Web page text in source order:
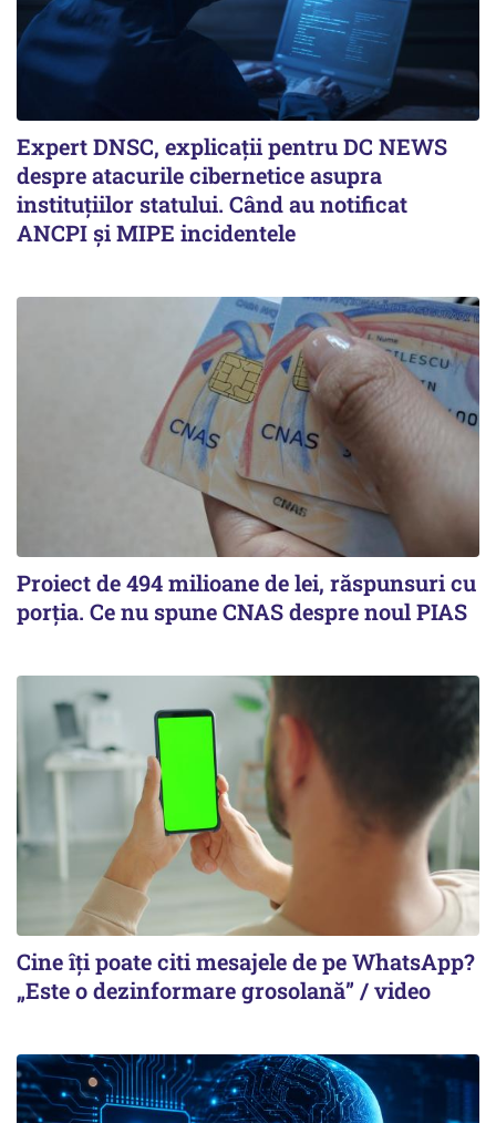
Expert DNSC, explicații pentru DC NEWS
despre atacurile cibernetice asupra
instituțiilor statului. Când au notificat
ANCPI și MIPE incidentele
Proiect de 494 milioane de lei, răspunsuri cu
porția. Ce nu spune CNAS despre noul PIAS
Cine îți poate citi mesajele de pe WhatsApp?
„Este o dezinformare grosolană” / video